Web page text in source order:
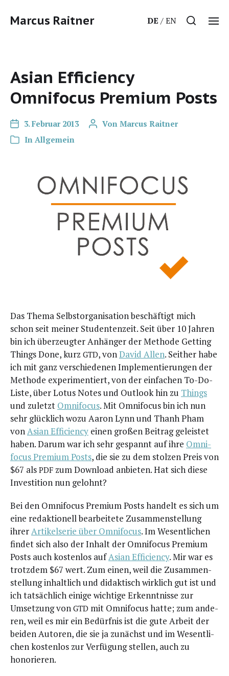
Marcus Raitner DE EN
Asian Efficiency
Omnifocus Premium Posts
3. Februar 2013 Von Marcus Raitner
In Allgemein
Das The­ma Selbst­or­ga­ni­sa­ti­on beschäf­tigt mich
schon seit mei­ner Stu­den­ten­zeit. Seit über 10 Jah­ren
bin ich über­zeug­ter Anhän­ger der Metho­de Get­ting
Things Done, kurz GTD, vonDavid Allen. Seit­her habe
ich mit ganz ver­schie­de­nen Imple­men­tie­run­gen der
Metho­de expe­ri­men­tiert, von der ein­fa­chen To-Do-
Lis­te, über Lotus Notes und Out­look hin zu Things
und zuletzt Omni­fo­cus. Mit Omni­fo­cus bin ich nun
sehr glück­lich wozu Aaron Lynn und Thanh Pham
vonAsi­an Effi­ci­en­cy einen gro­ßen Bei­trag geleis­tet
haben. Dar­um war ich sehr gespannt auf ihre Omni­
fo­cus Pre­mi­um Posts, die sie zu dem stol­zen Preis von
$67 als PDF zum Down­load anbie­ten. Hat sich die­se
Inves­ti­ti­on nun gelohnt?
Bei den Omni­fo­cus Pre­mi­um Posts han­delt es sich um
eine redak­tio­nell bear­bei­te­te Zusam­men­stel­lung
ihrerArti­kel­se­rie über Omni­fo­cus. Im Wesent­li­chen
fin­det sich also der Inhalt der Omni­fo­cus Pre­mi­um
Posts auch kos­ten­los aufAsi­an Effi­ci­en­cy. Mir war es
trotz­dem $67 wert. Zum einen, weil die Zusam­men­
stel­lung inhalt­lich und didak­tisch wirk­lich gut ist und
ich tat­säch­lich eini­ge wich­ti­ge Erkennt­nis­se zur
Umset­zung von GTD mit Omni­fo­cus hat­te; zum ande­
ren, weil es mir ein Bedürf­nis ist die gute Arbeit der
bei­den Autoren, die sie ja zunächst und im Wesent­li­
chen kos­ten­los zur Ver­fü­gung stel­len, auch zu
honorieren.